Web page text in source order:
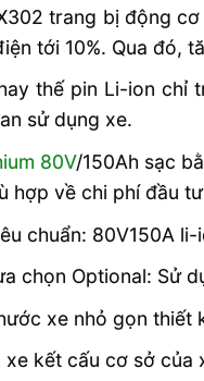
Liên hệ mua sản phẩm
trang bị động
tới 10%. Qua đó,
thế pin Li-ion chỉ
sử dụng xe.
80V/150Ah sạc
hợp về chi phí đầu
chuẩn: 80V150A
chọn Optional: Sử
xe nhỏ gọn thiết
xe kết cấu cơ sở